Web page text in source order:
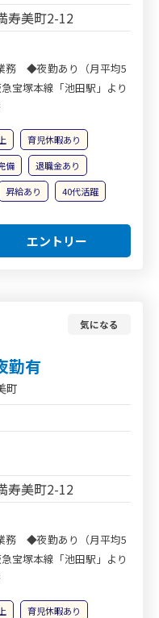
寿美町2-12
務 ◆夜勤あり（月平均5
塚本線「池田駅」より
育児休暇あり
備
退職金あり
昇給あり 40代活躍
エントリー
気になる
勤有
町
寿美町2-12
務 ◆夜勤あり（月平均5
塚本線「池田駅」より
育児休暇あり